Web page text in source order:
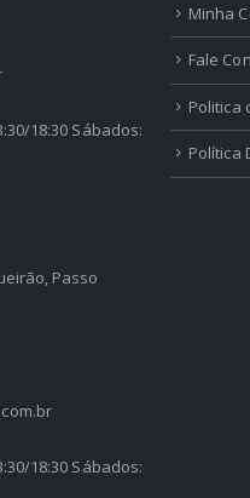
18:30 Sábados:
Passo
18:30 Sábados:
Minha
Fale
Politica
Política